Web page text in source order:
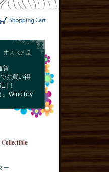
貨
お買い得
！
。WindToy
ー